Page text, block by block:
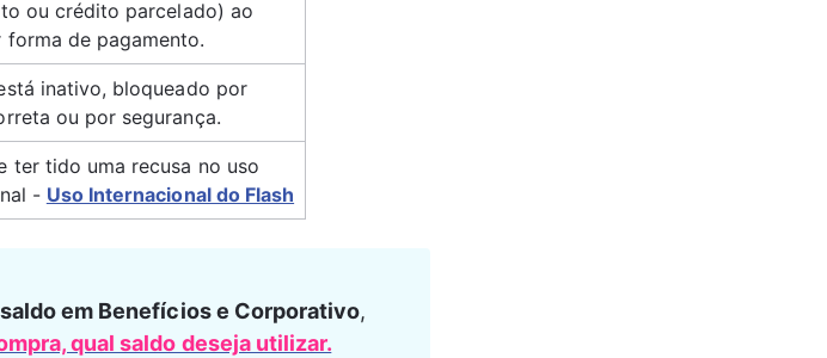
ou crédito parcelado) ao
forma de pagamento.
inativo, bloqueado por
ou por segurança.
ter tido uma recusa no uso
- Uso Internacional do Flash
em Benefícios e Corporativo,
qual saldo deseja utilizar.